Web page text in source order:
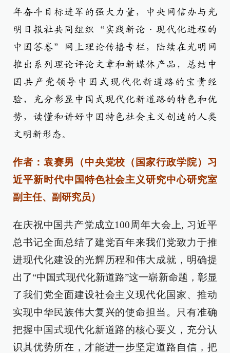
年奋斗目标进军的强大力量，中央网信办与光
明日报社共同组织“实践新论·现代化进程的
中国答卷”网上理论传播专栏，陆续在光明网
推出系列理论评论文章和新媒体产品，总结中
国共产党领导中国式现代化新道路的宝贵经
验，充分彰显中国式现代化新道路的特色和优
势，读懂和讲好中国特色社会主义创造的人类
文明新形态。
作者：袁赛男（中央党校（国家行政学院）习
近平新时代中国特色社会主义研究中心研究室
副主任、副研究员）
在庆祝中国共产党成立100周年大会上, 习近平
总书记全面总结了建党百年来我们党致力于推
进现代化建设的光辉历程和伟大成就，明确提
出了“中国式现代化新道路”这一崭新命题，彰显
了我们党全面建设社会主义现代化国家、推动
实现中华民族伟大复兴的使命担当。只有准确
把握中国式现代化新道路的核心要义，充分认
识其优势所在，才能进一步坚定道路自信，把